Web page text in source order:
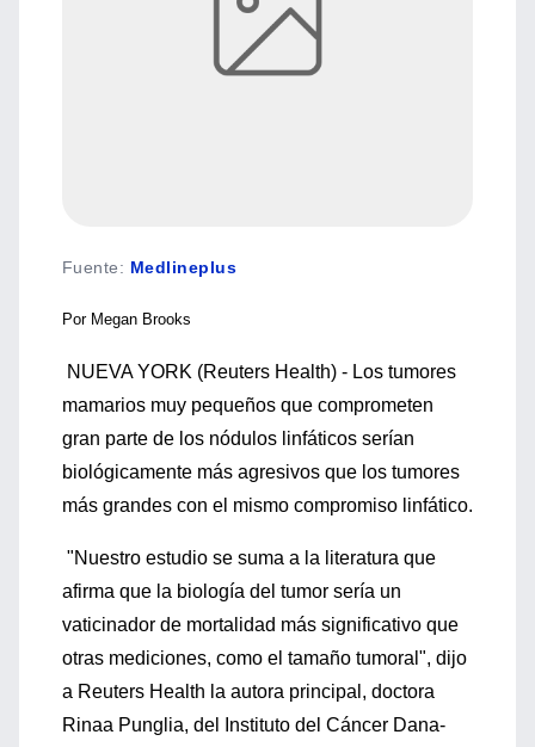
Fuente: Medlineplus
Por Megan Brooks
NUEVA YORK (Reuters Health) - Los tumores
mamarios muy pequeños que comprometen
gran parte de los nódulos linfáticos serían
biológicamente más agresivos que los tumores
más grandes con el mismo compromiso linfático.
"Nuestro estudio se suma a la literatura que
afirma que la biología del tumor sería un
vaticinador de mortalidad más significativo que
otras mediciones, como el tamaño tumoral", dijo
a Reuters Health la autora principal, doctora
Rinaa Punglia, del Instituto del Cáncer Dana-